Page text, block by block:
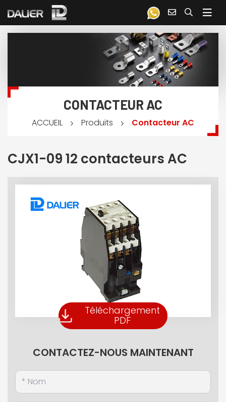
CONTACTEUR AC
ACCUEIL Produits Contacteur AC
CJX1-09 12 contacteurs AC
Téléchargement
PDF
CONTACTEZ-NOUS MAINTENANT